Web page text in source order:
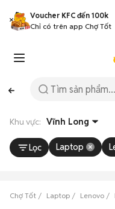
Voucher KFC đến 100k
Chỉ có trên app Chợ Tốt
Khu vực: Vĩnh Long
Lọc Laptop
Chợ Tốt Laptop Lenovo